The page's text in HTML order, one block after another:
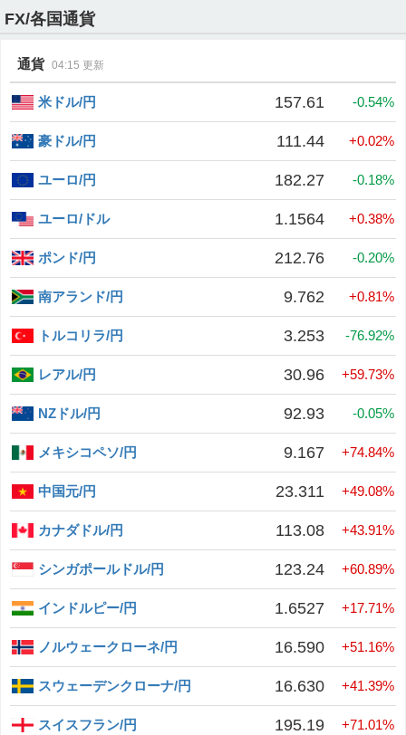
FX/各国通貨
通貨 04:15 更新
米ドル/円 157.61 -0.54%
豪ドル/円 111.44 +0.02%
ユーロ/円 182.27 -0.18%
ユーロ/ドル 1.1564 +0.38%
ポンド/円 212.76 -0.20%
南アランド/円 9.762 +0.81%
トルコリラ/円 3.253 -76.92%
レアル/円 30.96 +59.73%
NZドル/円 92.93 -0.05%
メキシコペソ/円 9.167 +74.84%
中国元/円 23.311 +49.08%
カナダドル/円 113.08 +43.91%
シンガポールドル/円 123.24 +60.89%
インドルピー/円 1.6527 +17.71%
ノルウェークローネ/円 16.590 +51.16%
スウェーデンクローナ/円 16.630 +41.39%
スイスフラン/円 195.19 +71.01%